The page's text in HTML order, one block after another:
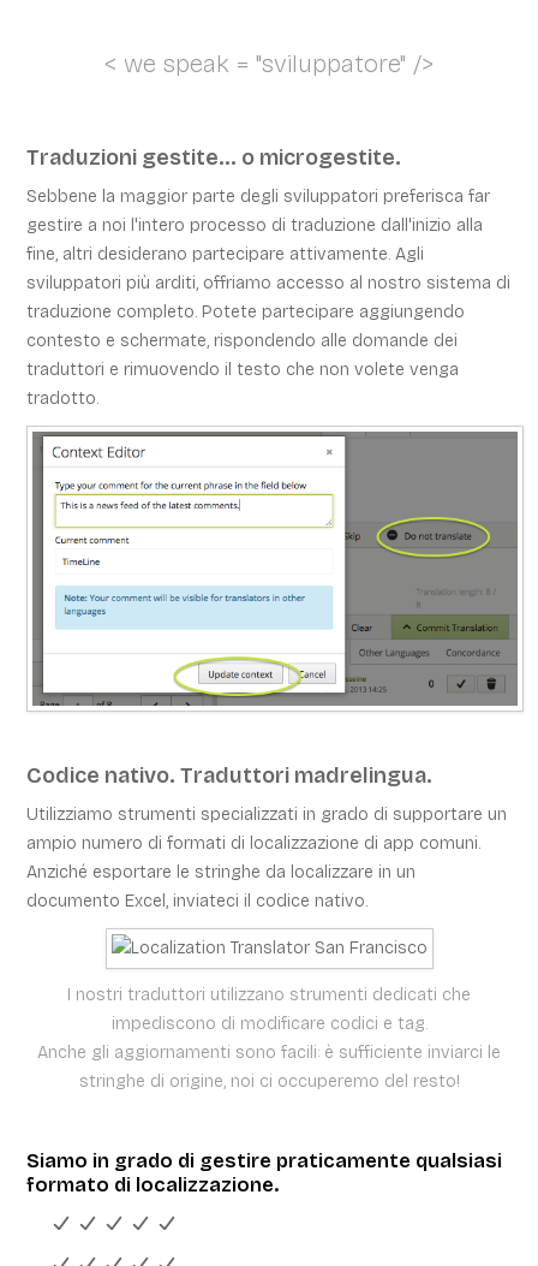
< we speak = "sviluppatore" />
Traduzioni gestite... o microgestite.
Sebbene la maggior parte degli sviluppatori preferisca far
gestire a noi l'intero processo di traduzione dall'inizio alla
fine, altri desiderano partecipare attivamente. Agli
sviluppatori più arditi, offriamo accesso al nostro sistema di
traduzione completo. Potete partecipare aggiungendo
contesto e schermate, rispondendo alle domande dei
traduttori e rimuovendo il testo che non volete venga
tradotto.
Codice nativo. Traduttori madrelingua.
Utilizziamo strumenti specializzati in grado di supportare un
ampio numero di formati di localizzazione di app comuni.
Anziché esportare le stringhe da localizzare in un
documento Excel, inviateci il codice nativo.
I nostri traduttori utilizzano strumenti dedicati che
impediscono di modificare codici e tag.
Anche gli aggiornamenti sono facili: è sufficiente inviarci le
stringhe di origine, noi ci occuperemo del resto!
Siamo in grado di gestire praticamente qualsiasi
formato di localizzazione.